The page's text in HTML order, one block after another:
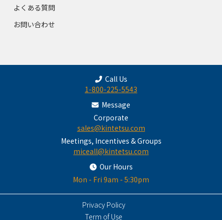
よくある質問
お問い合わせ
Call Us
1-800-225-5543
Message
Corporate
sales@kintetsu.com
Meetings, Incentives & Groups
miceall@kintetsu.com
Our Hours
Mon - Fri 9am - 5:30pm
Privacy Policy
Term of Use